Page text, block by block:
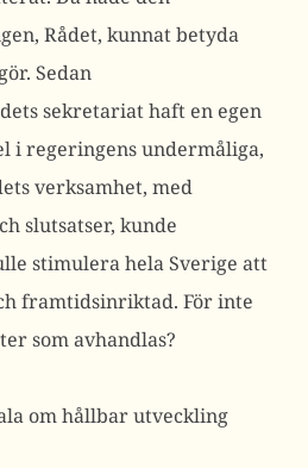
Rådet, kunnat betyda
Sedan
sekretariat haft en egen
i regeringens undermåliga,
verksamhet, med
slutsatser, kunde
stimulera hela Sverige att
framtidsinriktad. För inte
som avhandlas?
om hållbar utveckling